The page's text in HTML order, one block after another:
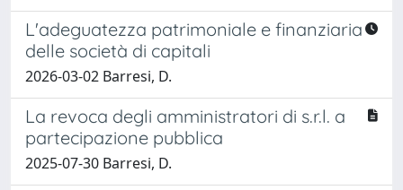
L'adeguatezza patrimoniale e finanziaria
delle società di capitali
2026-03-02 Barresi, D.
La revoca degli amministratori di s.r.l. a
partecipazione pubblica
2025-07-30 Barresi, D.